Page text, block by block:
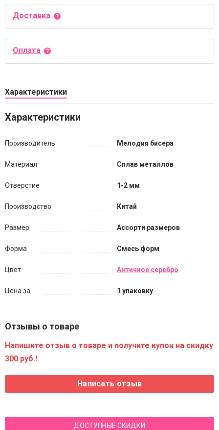
Доставка
Оплата
Характеристики
Характеристики
Производитель Мелодия бисера
Материал Сплав металлов
Отверстие 1-2 мм
Производство Китай
Размер Ассорти размеров
Форма Смесь форм
Цвет Античное серебро
Цена за... 1 упаковку
Отзывы о товаре
Напишите отзыв о товаре и получите купон на скидку
300 руб.!
ДОСТУПНЫЕ СКИДКИ